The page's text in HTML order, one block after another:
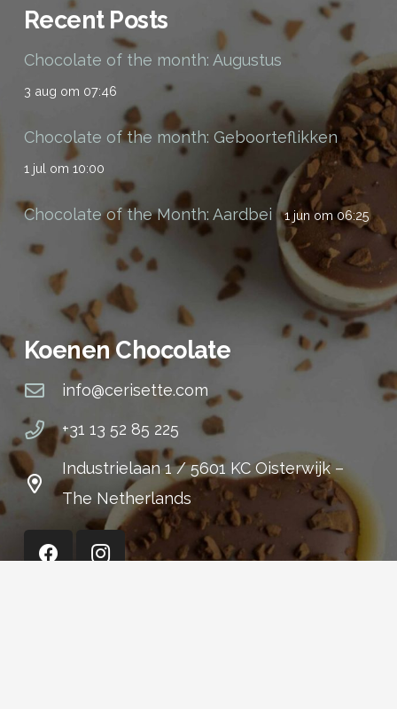
Recent Posts
Chocolate of the month: Augustus
3 aug om 07:46
Chocolate of the month: Geboorteflikken
1 jul om 10:00
Chocolate of the Month: Aardbei 1 jun om 06:25
Koenen Chocolate
info@cerisette.com
+31 13 52 85 225
Industrielaan 1 / 5601 KC Oisterwijk –
The Netherlands